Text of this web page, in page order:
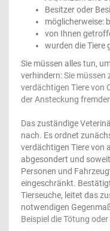
Besitzer oder
möglicherweise:
von Ihnen
wurden die Tiere
Sie müssen alles tun,
verhindern:Sie müssen
verdächtigen Tiere von
der Ansteckung
Das zuständige
nach. Es ordnet
verdächtigen Tiere von
abgesondert und
Personen und
eingeschränkt.
Tierseuche, leitet das
notwendigen
Beispiel die Tötung